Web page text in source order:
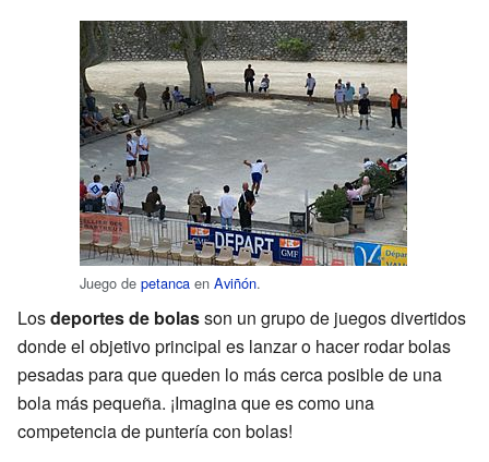
Juego de petanca en Aviñón.
Losdeportes de bolasson un grupo de juegos divertidos
donde el objetivo principal es lanzar o hacer rodar bolas
pesadas para que queden lo más cerca posible de una
bola más pequeña. ¡Imagina que es como una
competencia de puntería con bolas!